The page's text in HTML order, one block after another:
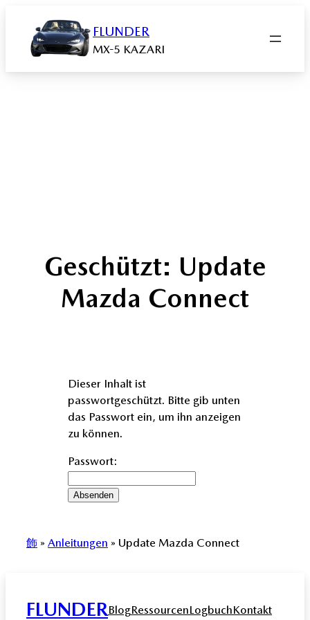
springen
FLUNDER
MX-5 KAZARI
Geschützt: Update
Mazda Connect
Dieser Inhalt ist
passwortgeschützt. Bitte gib unten
das Passwort ein, um ihn anzeigen
zu können.
Passwort:
飾 » Anleitungen » Update Mazda Connect
FLUNDERBlogRessourcenLogbuchKontakt